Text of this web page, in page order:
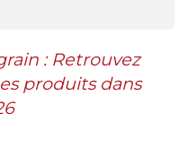
: Retrouvez
produits dans